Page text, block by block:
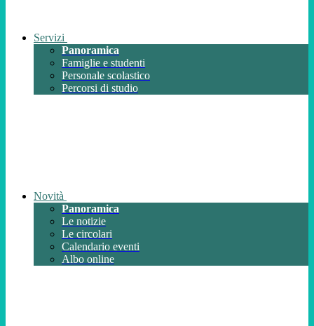
Servizi
Panoramica
Famiglie e studenti
Personale scolastico
Percorsi di studio
Novità
Panoramica
Le notizie
Le circolari
Calendario eventi
Albo online